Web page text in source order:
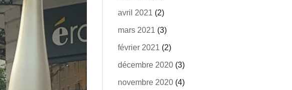
avril 2021 (2)
mars 2021 (3)
février 2021 (2)
décembre 2020(3)
novembre 2020(4)